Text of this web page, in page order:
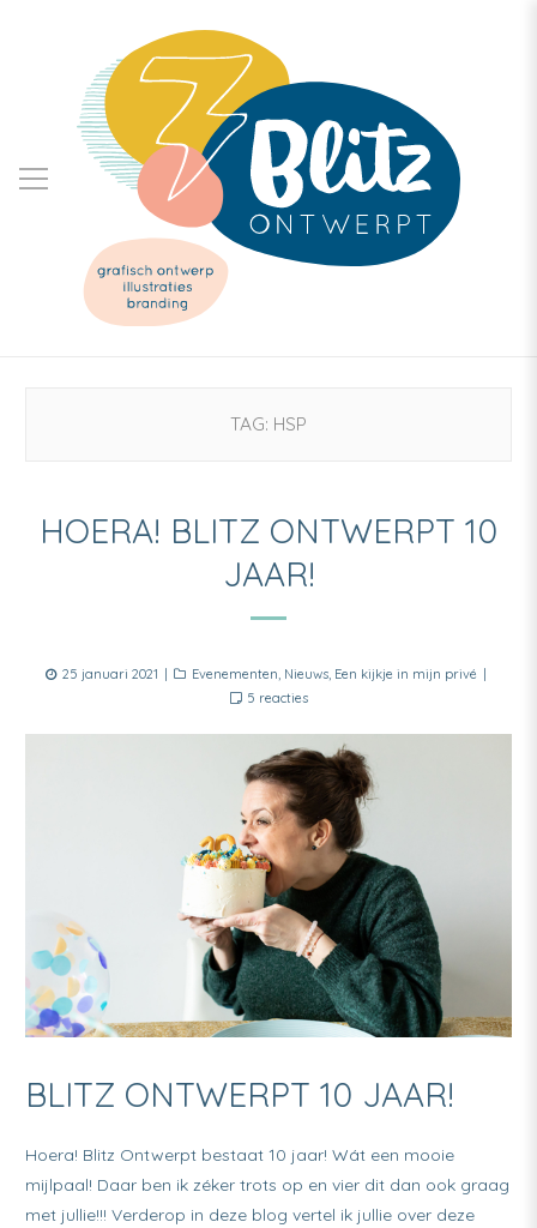
TAG: HSP
HOERA! BLITZ ONTWERPT 10
JAAR!
Posted
25 januari 2021 Categories
Evenementen, Nieuws, Een kijkje in mijn privé
5 reactiesop
Blitz
Ontwerpt
10
jaar!
BLITZ ONTWERPT 10 JAAR!
Hoera! Blitz Ontwerpt bestaat 10 jaar! Wát een mooie
mijlpaal! Daar ben ik zéker trots op en vier dit dan ook graag
met jullie!!! Verderop in deze blog vertel ik jullie over deze